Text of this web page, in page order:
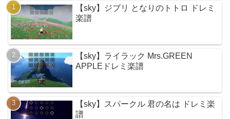
【sky】ジブリ となりのトトロ ドレミ
楽譜
【sky】ライラック Mrs.GREEN
APPLEドレミ楽譜
【sky】スパークル 君の名は ドレミ楽
譜